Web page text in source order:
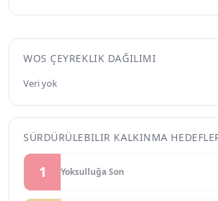
WOS ÇEYREKLIK DAĞILIMI
Veri yok
SÜRDÜRÜLEBILIR KALKINMA
1 Yoksulluğa Son